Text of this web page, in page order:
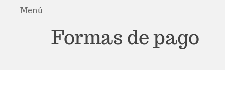
Menú
Formas de pago